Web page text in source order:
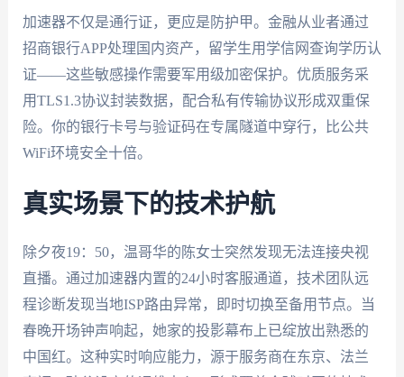
加速器不仅是通行证，更应是防护甲。金融从业者通过
招商银行APP处理国内资产，留学生用学信网查询学历认
证——这些敏感操作需要军用级加密保护。优质服务采
用TLS1.3协议封装数据，配合私有传输协议形成双重保
险。你的银行卡号与验证码在专属隧道中穿行，比公共
WiFi环境安全十倍。
真实场景下的技术护航
除夕夜19：50，温哥华的陈女士突然发现无法连接央视
直播。通过加速器内置的24小时客服通道，技术团队远
程诊断发现当地ISP路由异常，即时切换至备用节点。当
春晚开场钟声响起，她家的投影幕布上已绽放出熟悉的
中国红。这种实时响应能力，源于服务商在东京、法兰